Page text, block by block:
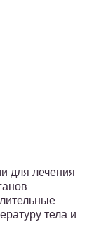
для лечения
тела и